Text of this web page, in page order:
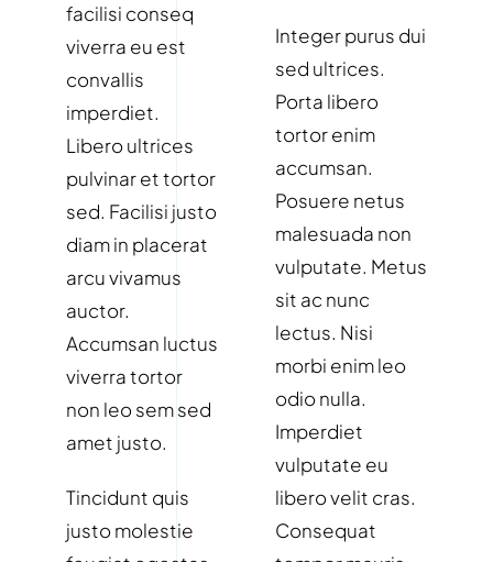
facilisi conseq
viverra eu est
convallis
imperdiet.
Libero ultrices
pulvinar et tortor
sed. Facilisi justo
diam in placerat
arcu vivamus
auctor.
Accumsan luctus
viverra tortor
non leo sem sed
amet justo.
Tincidunt quis
justo molestie
Integer purus dui
sed ultrices.
Porta libero
tortor enim
accumsan.
Posuere netus
malesuada non
vulputate. Metus
sit ac nunc
lectus. Nisi
morbi enim leo
odio nulla.
Imperdiet
vulputate eu
libero velit cras.
Consequat